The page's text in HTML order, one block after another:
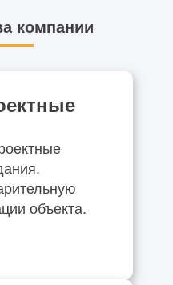
компании
объекта.